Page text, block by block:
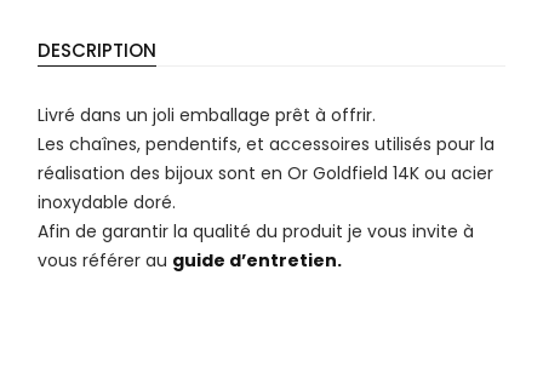
DESCRIPTION
Livré dans un joli emballage prêt à offrir.
Les chaînes, pendentifs, et accessoires utilisés pour la
réalisation des bijoux sont en Or Goldfield 14K ou acier
inoxydable doré.
Afin de garantir la qualité du produit je vous invite à
vous référer au guide d’entretien.